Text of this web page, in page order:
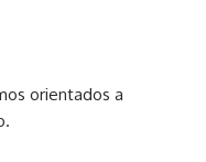
orientados a